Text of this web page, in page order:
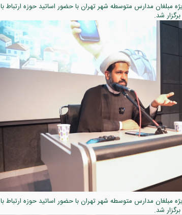
مبلغان مدارس متوسطه شهر تهران با حضور اساتید حوزه ارتباط با
شد.
مبلغان مدارس متوسطه شهر تهران با حضور اساتید حوزه ارتباط با
شد.